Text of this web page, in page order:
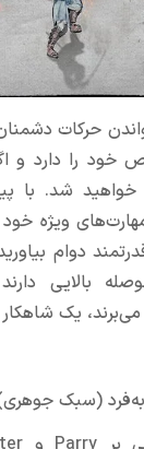
حرکات
را دارد و
شد. با
ویژه خود
دوام
بالایی
یک
(سبک